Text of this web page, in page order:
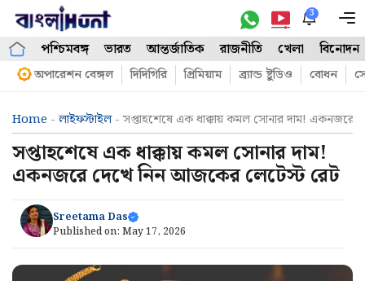
Skip
content
3
পশ্চিমবঙ্গ ভারত আন্তর্জাতিক রাজনীতি খেলা বিনোদন
অপারেশন বেঙ্গল দিদিগিরি প্রিমিয়াম ব্র্যান্ড ষ্টুডিও বোধন
Home - লাইফস্টাইল- সপ্তাহশেষে এক ধাক্কায় কমল সোনার দাম! একনজরে
সপ্তাহশেষে এক ধাক্কায় কমল সোনার দাম!
একনজরে দেখে নিন আজকের লেটেস্ট রেট
Sreetama Das
Published on: May 17, 2026